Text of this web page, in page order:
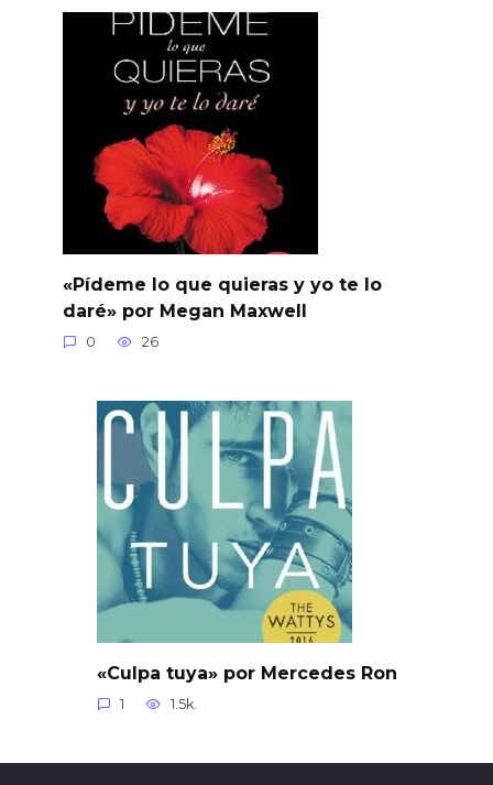
«Pídeme lo que quieras y yo te lo
daré» por Megan Maxwell
0 26
«Culpa tuya» por Mercedes Ron
1 1.5k.